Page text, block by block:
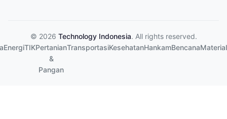
© 2026 Technology Indonesia. All rights reserved.
EnergiTIKPertanian
&
Pangan
TransportasiKesehatanHankamBencanaMaterial